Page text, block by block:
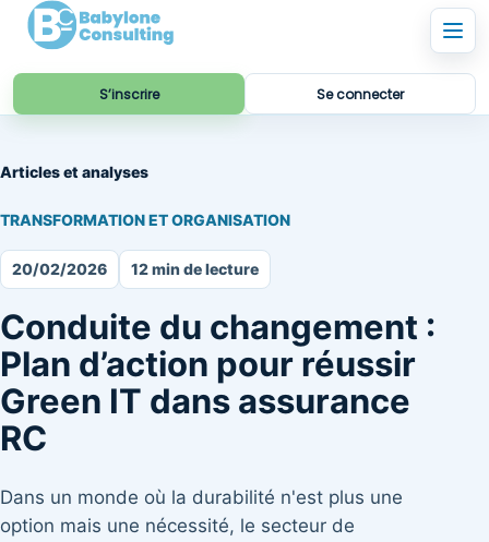
S’inscrire Se connecter
Articles et analyses
TRANSFORMATION ET ORGANISATION
20/02/2026 12 min de lecture
Conduite du changement :
Plan d’action pour réussir
Green IT dans assurance
RC
Dans un monde où la durabilité n'est plus une
option mais une nécessité, le secteur de